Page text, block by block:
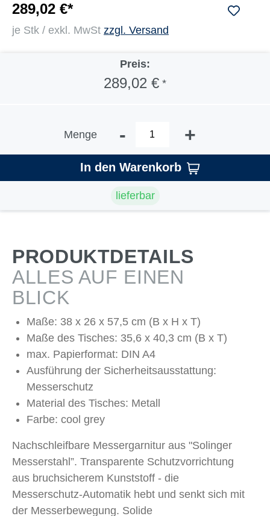
289,02 €*
je Stk / exkl. MwSt zzgl. Versand
Preis:
289,02 € *
Menge - +
In den Warenkorb
lieferbar
PRODUKTDETAILS
ALLES AUF EINEN
BLICK
Maße: 38 x 26 x 57,5 cm (B x H x T)
Maße des Tisches: 35,6 x 40,3 cm (B x T)
max. Papierformat: DIN A4
Ausführung der Sicherheitsausstattung:
Messerschutz
Material des Tisches: Metall
Farbe: cool grey
Nachschleifbare Messergarnitur aus "Solinger
Messerstahl”. Transparente Schutzvorrichtung
aus bruchsicherem Kunststoff - die
Messerschutz-Automatik hebt und senkt sich mit
der Messerbewegung. Solide